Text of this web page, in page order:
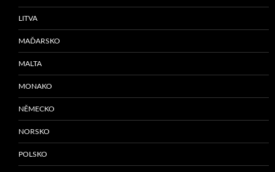
LITVA
MAĎARSKO
MALTA
MONAKO
NĚMECKO
NORSKO
POLSKO